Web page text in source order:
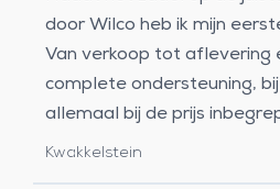
door Wilco heb ik mijn
Van verkoop tot aflevering
complete ondersteuning,
allemaal bij de prijs
Kwakkelstein